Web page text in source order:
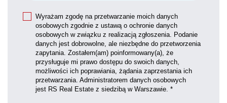
Wyrażam zgodę na przetwarzanie moich danych
osobowych zgodnie z ustawą o ochronie danych
osobowych w związku z realizacją zgłoszenia. Podanie
danych jest dobrowolne, ale niezbędne do przetworzenia
zapytania. Zostałem(am) poinformowany(a), że
przysługuje mi prawo dostępu do swoich danych,
możliwości ich poprawiania, żądania zaprzestania ich
przetwarzania. Administratorem danych osobowych
jest RS Real Estate z siedzibą w Warszawie. *